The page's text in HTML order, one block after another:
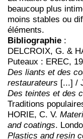
beaucoup plus
moins stables ou
éléments.
Bibliographie :
DELCROIX, G. &
Puteaux : EREC,
Des liants et des
restaurateurs [...] /
Des teintes et des
Traditions
HORIE, C. V.
and coatings.
Plastics and resin